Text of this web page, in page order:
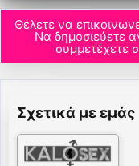
Θέλετε να
Να δημοσιεύετε
συμμετέχετε
Σχετικά με εμάς